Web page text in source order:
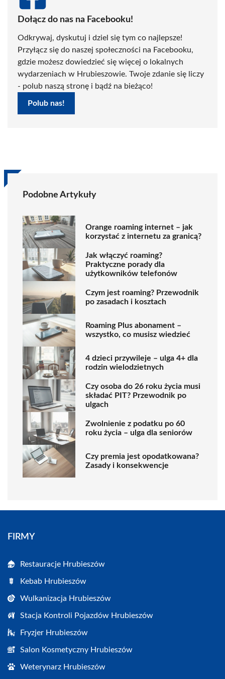
Dołącz do nas na Facebooku!
Odkrywaj, dyskutuj i dziel się tym co najlepsze!
Przyłącz się do naszej społeczności na Facebooku,
gdzie możesz dowiedzieć się więcej o lokalnych
wydarzeniach w Hrubieszowie. Twoje zdanie się liczy
- polub naszą stronę i bądź na bieżąco!
Polub nas!
Podobne Artykuły
Orange roaming internet – jak
korzystać z internetu za granicą?
Jak włączyć roaming?
Praktyczne porady dla
użytkowników telefonów
Czym jest roaming? Przewodnik
po zasadach i kosztach
Roaming Plus abonament –
wszystko, co musisz wiedzieć
4 dzieci przywileje – ulga 4+ dla
rodzin wielodzietnych
Czy osoba do 26 roku życia musi
składać PIT? Przewodnik po
ulgach
Zwolnienie z podatku po 60
roku życia – ulga dla seniorów
Czy premia jest opodatkowana?
Zasady i konsekwencje
FIRMY
Restauracje Hrubieszów
Kebab Hrubieszów
Wulkanizacja Hrubieszów
Stacja Kontroli Pojazdów Hrubieszów
Fryzjer Hrubieszów
Salon Kosmetyczny Hrubieszów
Weterynarz Hrubieszów